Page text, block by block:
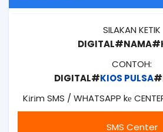
SILAKAN KETIK
CONTOH:
DIGITAL#KIOS PULSA
Kіrіm SMS / WHATSAPP kе
SMS Center